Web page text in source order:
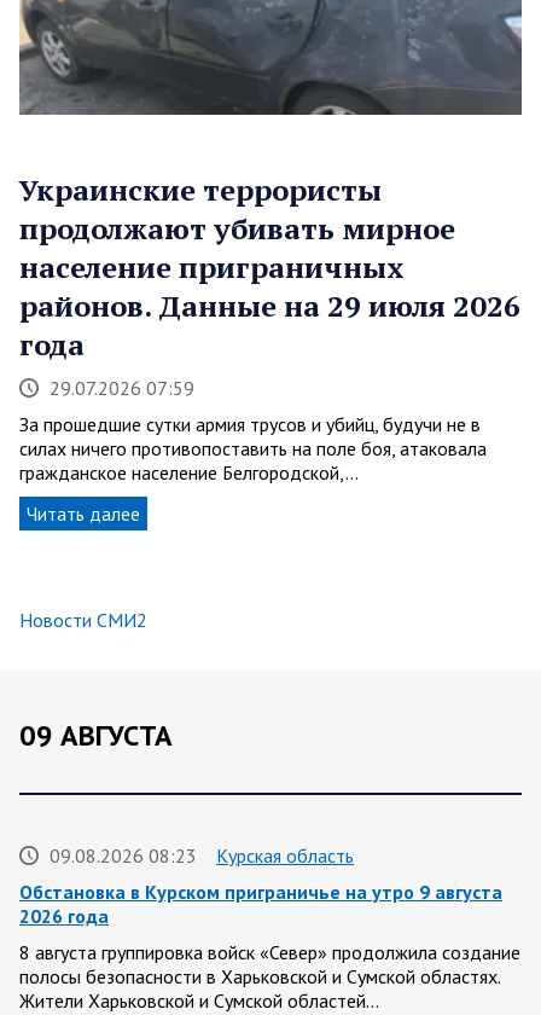
Украинские террористы
продолжают убивать мирное
население приграничных
районов. Данные на 29 июля 2026
года
29.07.2026 07:59
За прошедшие сутки армия трусов и убийц, будучи не в
силах ничего противопоставить на поле боя, атаковала
гражданское население Белгородской,…
Читать далее
Новости СМИ2
09 АВГУСТА
09.08.2026 08:23
Курская область
Обстановка в Курском приграничье на утро 9 августа
2026 года
8 августа группировка войск «Север» продолжила создание
полосы безопасности в Харьковской и Сумской областях.
Жители Харьковской и Сумской областей…